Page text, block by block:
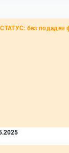
СТАТУС: без подаден